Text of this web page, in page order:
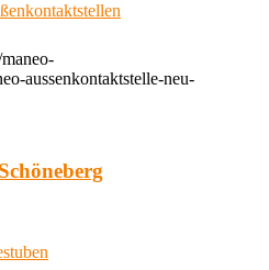
aussenkontaktstelle-neu-